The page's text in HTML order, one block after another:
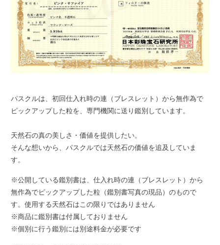
パスクルは、初回仕入れ時の連（ブレスレット）から無作為で
ピックアップした粒を、専門機関に送り鑑別しています。
天然石の真の美しさ・価値を提供したい。
そんな想いから、パスクルでは天然石の価値を追及していま
す。
※公開している鑑別書は、仕入れ時の連（ブレスレット）から
無作為でピックアップした粒（鑑別書写真の現品）のもので
す。使用する天然石はこの限りではありません
※商品に鑑別書は付属しておりません
※個別に行う鑑別には別途料金が必要です